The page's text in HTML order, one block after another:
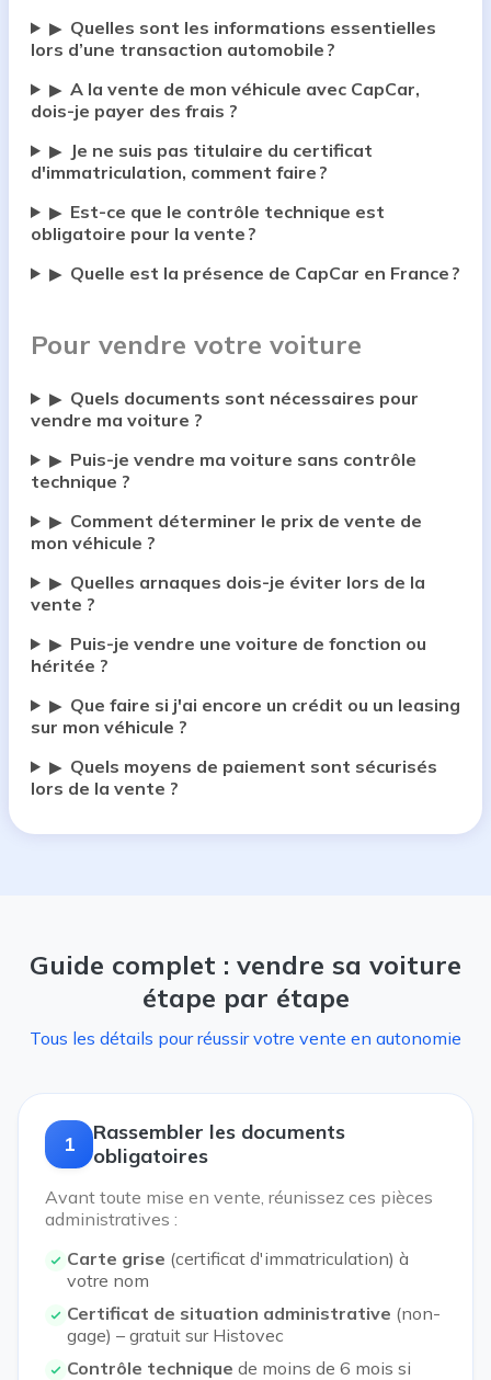
▶ Quelles sont les informations essentielles
lors d’une transaction automobile ?
▶ A la vente de mon véhicule avec CapCar,
dois-je payer des frais ?
▶
Je ne suis pas titulaire du certificat
d'immatriculation, comment faire ?
▶ Est-ce que le contrôle technique est
obligatoire pour la vente ?
▶ Quelle est la présence de CapCar en France ?
Pour vendre votre voiture
▶ Quels documents sont nécessaires pour
vendre ma voiture ?
▶ Puis-je vendre ma voiture sans contrôle
technique ?
▶ Comment déterminer le prix de vente de
mon véhicule ?
▶ Quelles arnaques dois-je éviter lors de la
vente ?
▶ Puis-je vendre une voiture de fonction ou
héritée ?
▶ Que faire si j'ai encore un crédit ou un leasing
sur mon véhicule ?
▶ Quels moyens de paiement sont sécurisés
lors de la vente ?
Guide complet : vendre sa voiture
étape par étape
Tous les détails pour réussir votre vente en autonomie
1
Rassembler les documents
obligatoires
Avant toute mise en vente, réunissez ces pièces
administratives :
Carte grise (certificat d'immatriculation) à
votre nom
Certificat de situation administrative (non-
gage) – gratuit sur Histovec
Contrôle technique de moins de 6 mois si